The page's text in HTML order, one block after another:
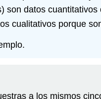
datos
cualitativos porque
a los mismos